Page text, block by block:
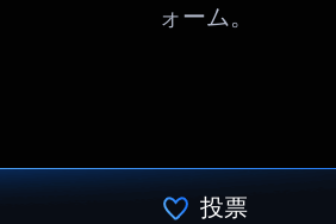
ォーム。
投票